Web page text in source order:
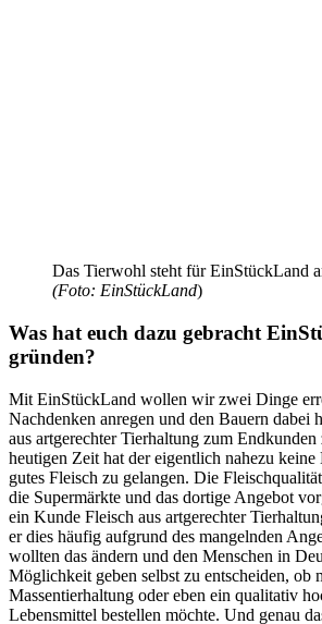
Das Tierwohl steht für EinStückLand
(Foto: EinStückLand)
Was hat euch dazu gebracht
gründen?
Mit EinStückLand wollen wir zwei Dinge
Nachdenken anregen und den Bauern dabei
aus artgerechter Tierhaltung zum
heutigen Zeit hat der eigentlich nahezu
gutes Fleisch zu gelangen. Die
die Supermärkte und das dortige Angebot
ein Kunde Fleisch aus artgerechter
er dies häufig aufgrund des mangelnden
wollten das ändern und den Menschen in
Möglichkeit geben selbst zu entscheiden, ob
Massentierhaltung oder eben ein qualitativ
Lebensmittel bestellen möchte. Und genau